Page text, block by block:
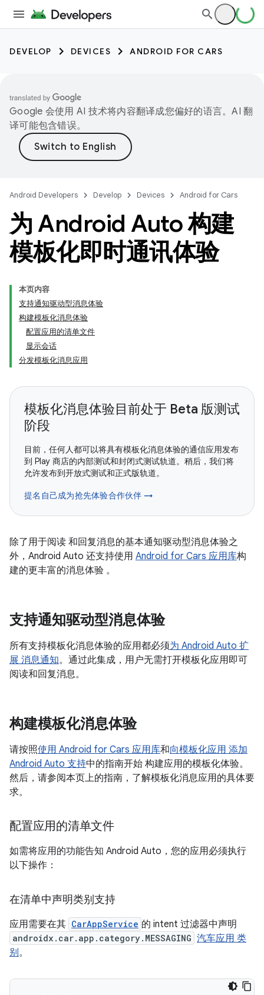
DEVELOP DEVICES ANDROID FOR CARS
Google 会使用 AI 技术将内容翻译成您偏好的语言。AI 翻
译可能包含错误。
Android Developers Develop Devices Android for Cars
为 Android Auto 构建
模板化即时通讯体验
本页内容
支持通知驱动型消息体验
构建模板化消息体验
配置应用的清单文件
显示会话
分发模板化消息应用
模板化消息体验目前处于 Beta 版测试
阶段
目前，任何人都可以将具有模板化消息体验的通信应用发布
到 Play 商店的内部测试和封闭式测试轨道。稍后，我们将
允许发布到开放式测试和正式版轨道。
提名自己成为抢先体验合作伙伴 →
除了用于阅读 和回复消息的基本通知驱动型消息体验之
外，Android Auto 还支持使用 Android for Cars 应用库构
建的更丰富的消息体验 。
支持通知驱动型消息体验
所有支持模板化消息体验的应用都必须为 Android Auto 扩
展 消息通知。通过此集成，用户无需打开模板化应用即可
阅读和回复消息。
构建模板化消息体验
请按照使用 Android for Cars 应用库和向模板化应用 添加
Android Auto 支持中的指南开始 构建应用的模板化体验。
然后，请参阅本页上的指南，了解模板化消息应用的具体要
求。
配置应用的清单文件
如需将应用的功能告知 Android Auto，您的应用必须执行
以下操作：
在清单中声明类别支持
应用需要在其 CarAppService 的 intent 过滤器中声明
androidx.car.app.category.MESSAGING 汽车应用 类
别。